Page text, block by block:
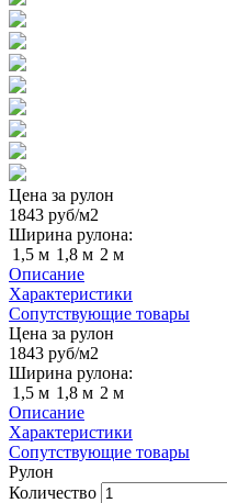
Цена за рулон
1843 руб/м2
Ширина рулона:
1,5 м 1,8 м 2 м
Описание
Характеристики
Сопутствующие товары
Цена за рулон
1843 руб/м2
Ширина рулона:
1,5 м 1,8 м 2 м
Описание
Характеристики
Сопутствующие товары
Рулон
Количество